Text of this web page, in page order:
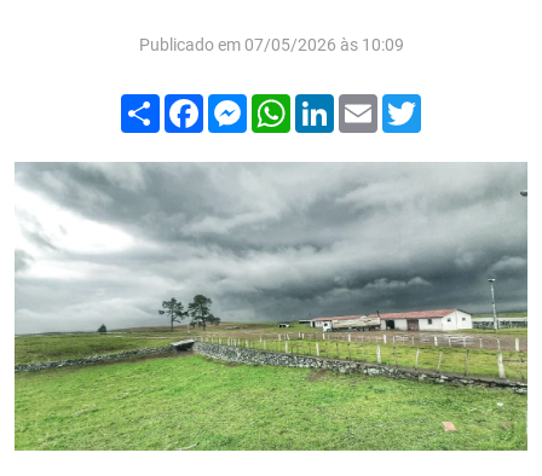
Publicado em 07/05/2026 às 10:09
Compartilhar
FacebookMessenger
WhatsApp
LinkedIn
Email